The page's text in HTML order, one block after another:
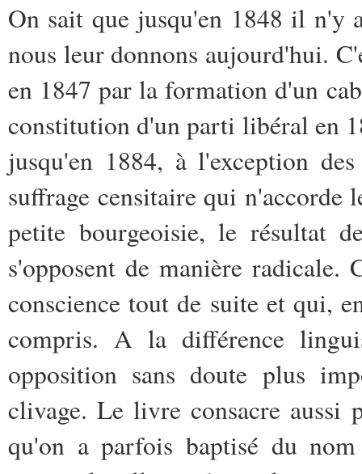
On sait que jusqu'en 1848 il n'y
nous leur donnons aujourd'hui.
en 1847 par la formation d'un
constitution d'un parti libéral en
jusqu'en 1884, à l'exception
suffrage censitaire qui
petite bourgeoisie, le résultat
s'opposent de manière
conscience tout de suite et qui,
compris. A la différence
opposition sans doute plus
clivage. Le livre consacre aussi
qu'on a parfois baptisé du